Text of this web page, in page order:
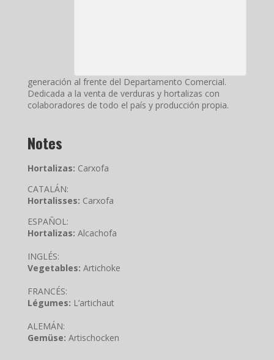
generación al frente del Departamento Comercial.
Dedicada a la venta de verduras y hortalizas con
colaboradores de todo el país y producción propia.
Notes
Hortalizas: Carxofa
CATALÁN:
Hortalisses: Carxofa
ESPAÑOL:
Hortalizas: Alcachofa
INGLÉS:
Vegetables: Artichoke
FRANCÉS:
Légumes: L’artichaut
ALEMÁN:
Gemüse: Artischocken